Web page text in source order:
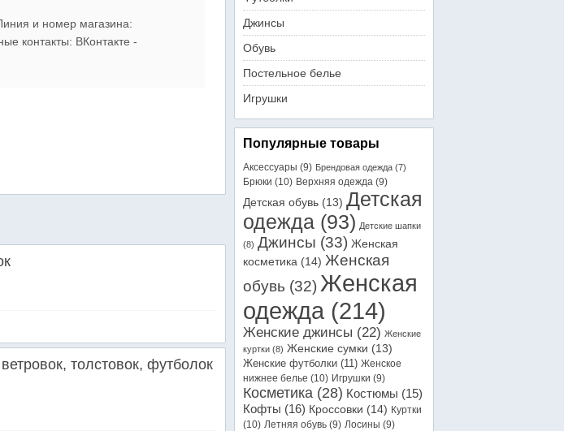
и номер магазина:
контакты: ВКонтакте -
толстовок, футболок
Джинсы
Обувь
Постельное белье
Игрушки
Популярные товары
Аксессуары (9) Брендовая одежда (7)
Брюки (10) Верхняя одежда (9)
Детская обувь (13) Детская
одежда (93) Детские шапки
(8) Джинсы (33) Женская
косметика (14) Женская
обувь (32) Женская
одежда (214)
Женские джинсы (22) Женские
куртки (8) Женские сумки (13)
Женские футболки (11) Женское
нижнее белье (10) Игрушки (9)
Косметика (28) Костюмы (15)
Кофты (16) Кроссовки (14) Куртки
(10) Летняя обувь (9) Лосины (9)